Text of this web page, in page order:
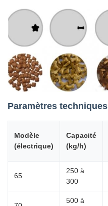
Paramètres techniques
Modèle
(électrique)
Capacité
(kg/h)
65
250 à
300
500 à